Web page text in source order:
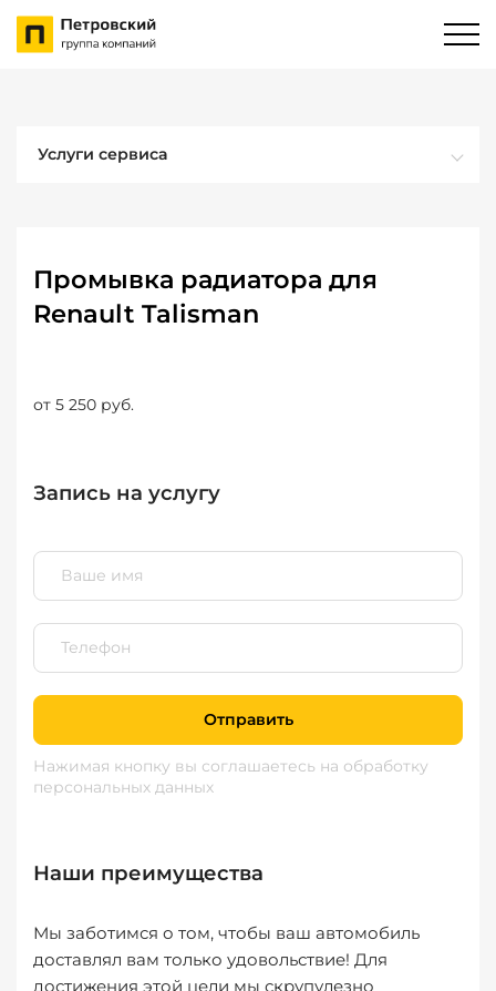
Услуги сервиса
Промывка радиатора для
Renault Talisman
от 5 250 руб.
Запись на услугу
Отправить
Нажимая кнопку вы соглашаетесь на обработку
персональных данных
Наши преимущества
Мы заботимся о том, чтобы ваш автомобиль
доставлял вам только удовольствие! Для
достижения этой цели мы скрупулезно